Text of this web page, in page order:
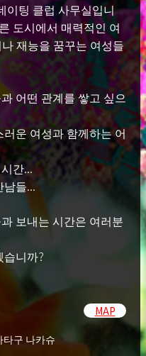
엔
스를 이용하실 수
망, 그리고 아름답
여성입니다.
하시는 분은 연회
다.
됩니다.
좌로 이루어지므로
이팅 클럽 사무실입니
도시에서 매력적인 여
재능을 꿈꾸는 여성들
어떤 관계를 쌓고 싶으
운 여성과 함께하는 어
간...
들...
보내는 시간은 여러분
니까?
구 나카슈
MAP